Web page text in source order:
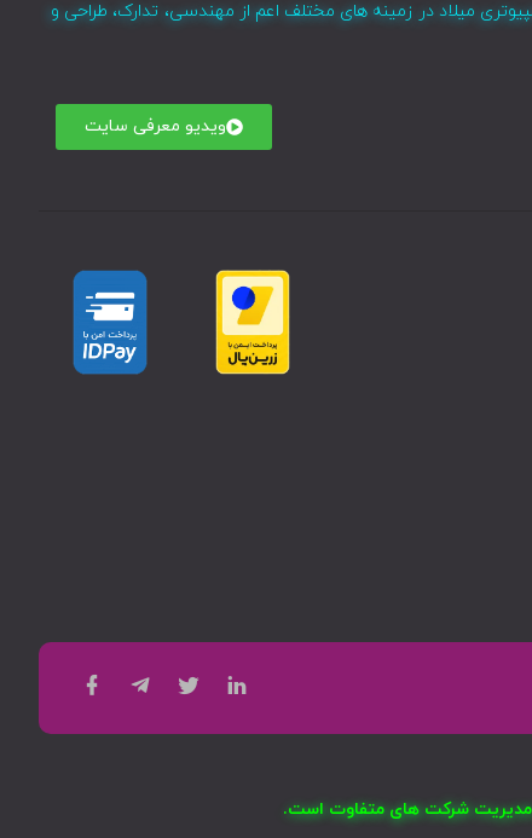
میلاد در زمینه های مختلف اعم از مهندسی، تدارک، طراحی و
ویدیو معرفی سایت
مدیریت شرکت های متفاوت است.